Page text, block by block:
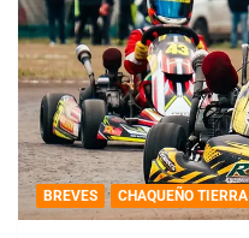
BREVES CHAQUEÑO TIERRA